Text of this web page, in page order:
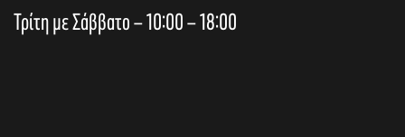
Τρίτη με Σάββατο – 10:00 – 18:00